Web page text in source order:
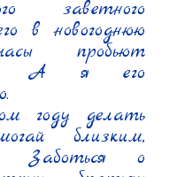
заветного
в новогоднюю
пробьют
А я его
году делать
близким,
Заботься о